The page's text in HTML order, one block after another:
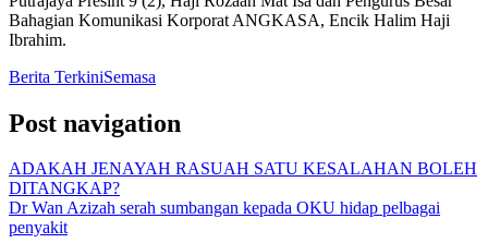
Bahagian Komunikasi Korporat ANGKASA, Encik Halim Haji
Ibrahim.
Berita TerkiniSemasa
Post navigation
ADAKAH JENAYAH RASUAH SATU KESALAHAN BOLEH
DITANGKAP?
Dr Wan Azizah serah sumbangan kepada OKU hidap pelbagai
penyakit